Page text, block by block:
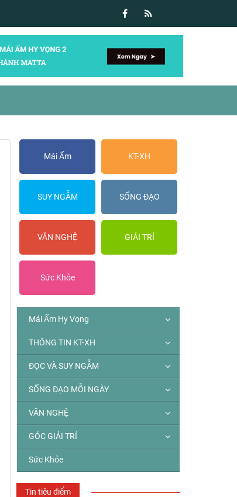
Mái Ấm KT-XH
SUY NGẪM SỐNG ĐẠO
VĂN NGHỆ GIẢI TRÍ
Sức Khỏe
Mái Ấm Hy Vọng
THÔNG TIN KT-XH
ĐỌC VÀ SUY NGẪM
SỐNG ĐẠO MỖI NGÀY
VĂN NGHỆ
GÓC GIẢI TRÍ
Sức Khỏe
Tin tiêu điểm